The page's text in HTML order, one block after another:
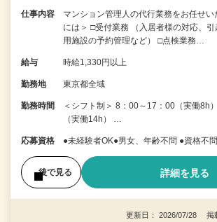
仕事内容
マンション管理人の代行業務をお任せ
には＞ □受付業務 （入居者様の対応、
用施設の予約管理など） □点検業務…
給与 時給1,330円以上
勤務地 東京都全域
勤務時間
＜シフト制＞ 8：00～17：00（実働8h
（実働14h） …
応募資格 ●未経験者OK●男女、年齢不問 ●資格不問
後で見る 詳細を見る
更新日： 2026/07/28 掲